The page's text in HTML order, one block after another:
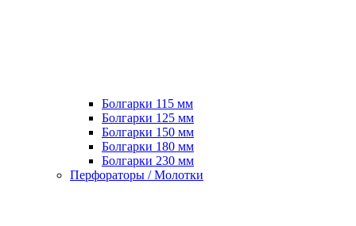
Болгарки 115 мм
Болгарки 125 мм
Болгарки 150 мм
Болгарки 180 мм
Болгарки 230 мм
Перфораторы / Молотки